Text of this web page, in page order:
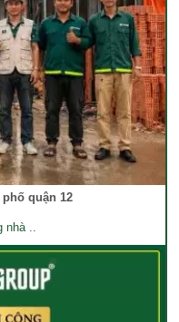
quận 12
nhà ..